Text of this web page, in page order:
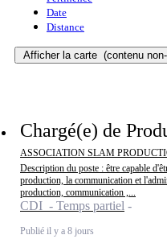
Date
Distance
Afficher la carte (contenu
Chargé(e) de
ASSOCIATION SLAM
Description du poste : être capable
production, la communication et
production, communication ,...
CDI - Temps partiel
Publié il y a 8 jours